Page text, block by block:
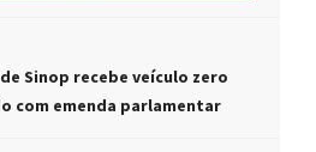
Sinop recebe veículo zero
com emenda parlamentar